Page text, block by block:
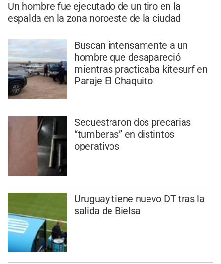
Un hombre fue ejecutado de un tiro en la
espalda en la zona noroeste de la ciudad
Buscan intensamente a un
hombre que desapareció
mientras practicaba kitesurf en
Paraje El Chaquito
Secuestraron dos precarias
“tumberas” en distintos
operativos
Uruguay tiene nuevo DT tras la
salida de Bielsa